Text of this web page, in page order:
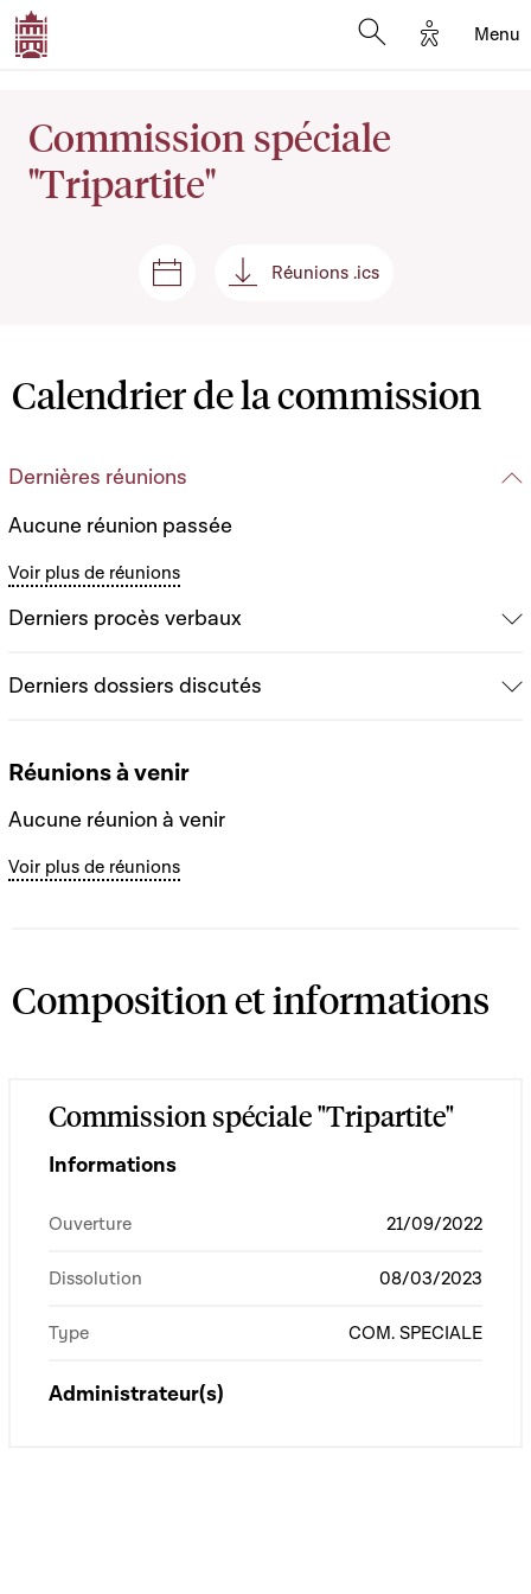
Options
Menu
Commission spéciale
"Tripartite"
Séances et réunions
Réunions .ics
Réunions .ics
Calendrier de la commission
Dernières réunions
Aucune réunion passée
Voir plus de réunions
Derniers procès verbaux
Derniers dossiers discutés
Réunions à venir
Aucune réunion à venir
Voir plus de réunions
Composition et informations
Commission spéciale "Tripartite"
Informations
Ouverture 21/09/2022
Dissolution 08/03/2023
Type COM. SPECIALE
Administrateur(s)